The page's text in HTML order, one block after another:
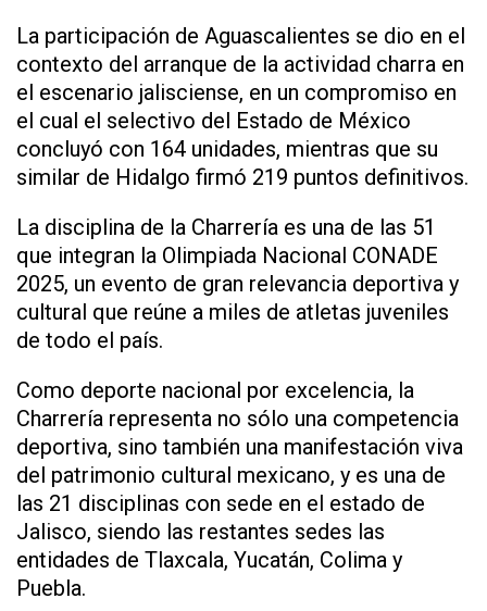
La participación de Aguascalientes se dio en el
contexto del arranque de la actividad charra en
el escenario jalisciense, en un compromiso en
el cual el selectivo del Estado de México
concluyó con 164 unidades, mientras que su
similar de Hidalgo firmó 219 puntos definitivos.
La disciplina de la Charrería es una de las 51
que integran la Olimpiada Nacional CONADE
2025, un evento de gran relevancia deportiva y
cultural que reúne a miles de atletas juveniles
de todo el país.
Como deporte nacional por excelencia, la
Charrería representa no sólo una competencia
deportiva, sino también una manifestación viva
del patrimonio cultural mexicano, y es una de
las 21 disciplinas con sede en el estado de
Jalisco, siendo las restantes sedes las
entidades de Tlaxcala, Yucatán, Colima y
Puebla.